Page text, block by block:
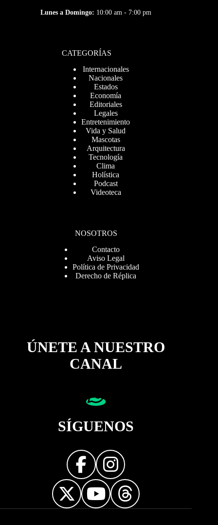
Lunes a Domingo: 10:00 am - 7:00 pm
CATEGORÍAS
Internacionales
Nacionales
Estados
Economía
Editoriales
Legales
Entretenimiento
Vida y Salud
Mascotas
Arquitectura
Tecnología
Clima
Holística
Podcast
Videoteca
NOSOTROS
Contacto
Aviso Legal
Política de Privacidad
Derecho de Réplica
ÚNETE A NUESTRO
CANAL
SÍGUENOS